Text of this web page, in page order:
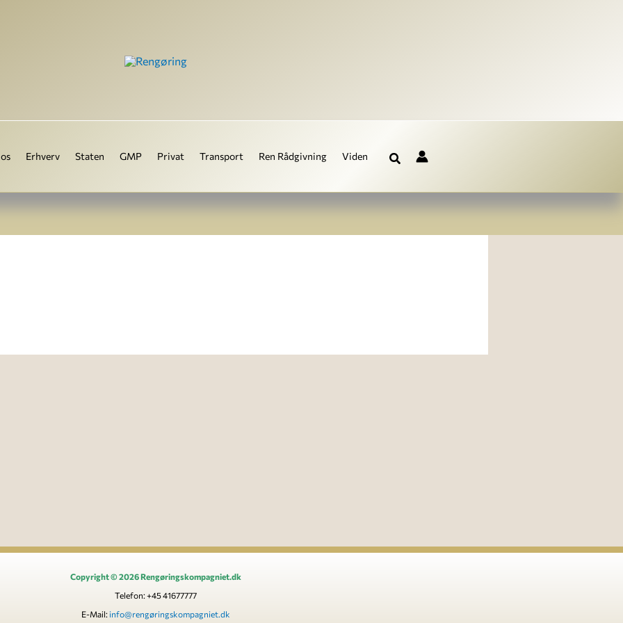
Erhverv Staten GMP Privat Transport Ren Rådgivning Viden
Copyright © 2026 Rengøringskompagniet.dk
Telefon: +45 41677777
E-Mail: info@rengøringskompagniet.dk